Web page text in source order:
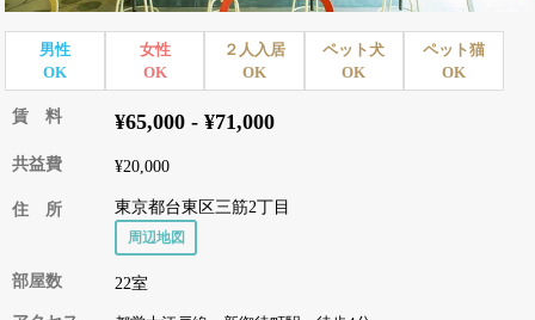
男性
OK
女性
OK
２人入居
OK
ペット犬
OK
ペット猫
OK
賃 料 ¥65,000 - ¥71,000
共益費 ¥20,000
住 所 東京都台東区三筋2丁目
周辺地図
部屋数 22室